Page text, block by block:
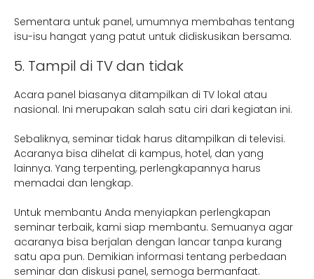
Sementara untuk panel, umumnya membahas tentang
isu-isu hangat yang patut untuk didiskusikan bersama.
5. Tampil di TV dan tidak
Acara panel biasanya ditampilkan di TV lokal atau
nasional. Ini merupakan salah satu ciri dari kegiatan ini.
Sebaliknya, seminar tidak harus ditampilkan di televisi.
Acaranya bisa dihelat di kampus, hotel, dan yang
lainnya. Yang terpenting, perlengkapannya harus
memadai dan lengkap.
Untuk membantu Anda menyiapkan perlengkapan
seminar terbaik, kami siap membantu. Semuanya agar
acaranya bisa berjalan dengan lancar tanpa kurang
satu apa pun. Demikian informasi tentang perbedaan
seminar dan diskusi panel, semoga bermanfaat.